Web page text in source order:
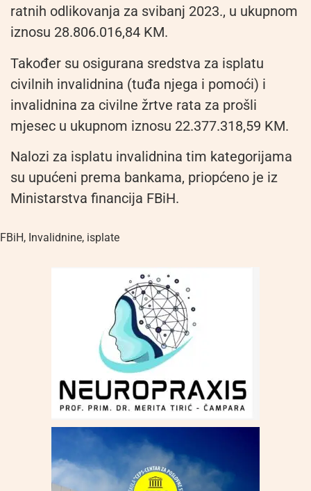
ratnih odlikovanja za svibanj 2023., u ukupnom
iznosu 28.806.016,84 KM.
Također su osigurana sredstva za isplatu
civilnih invalidnina (tuđa njega i pomoći) i
invalidnina za civilne žrtve rata za prošli
mjesec u ukupnom iznosu 22.377.318,59 KM.
Nalozi za isplatu invalidnina tim kategorijama
su upućeni prema bankama, priopćeno je iz
Ministarstva financija FBiH.
FBiH, Invalidnine, isplate